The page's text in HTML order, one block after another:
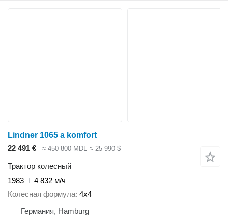
Lindner 1065 a komfort
22 491 €
≈ 450 800 MDL ≈ 25 990 $
Трактор колесный
1983
4 832 м/ч
Колесная формула 4x4
Германия, Hamburg